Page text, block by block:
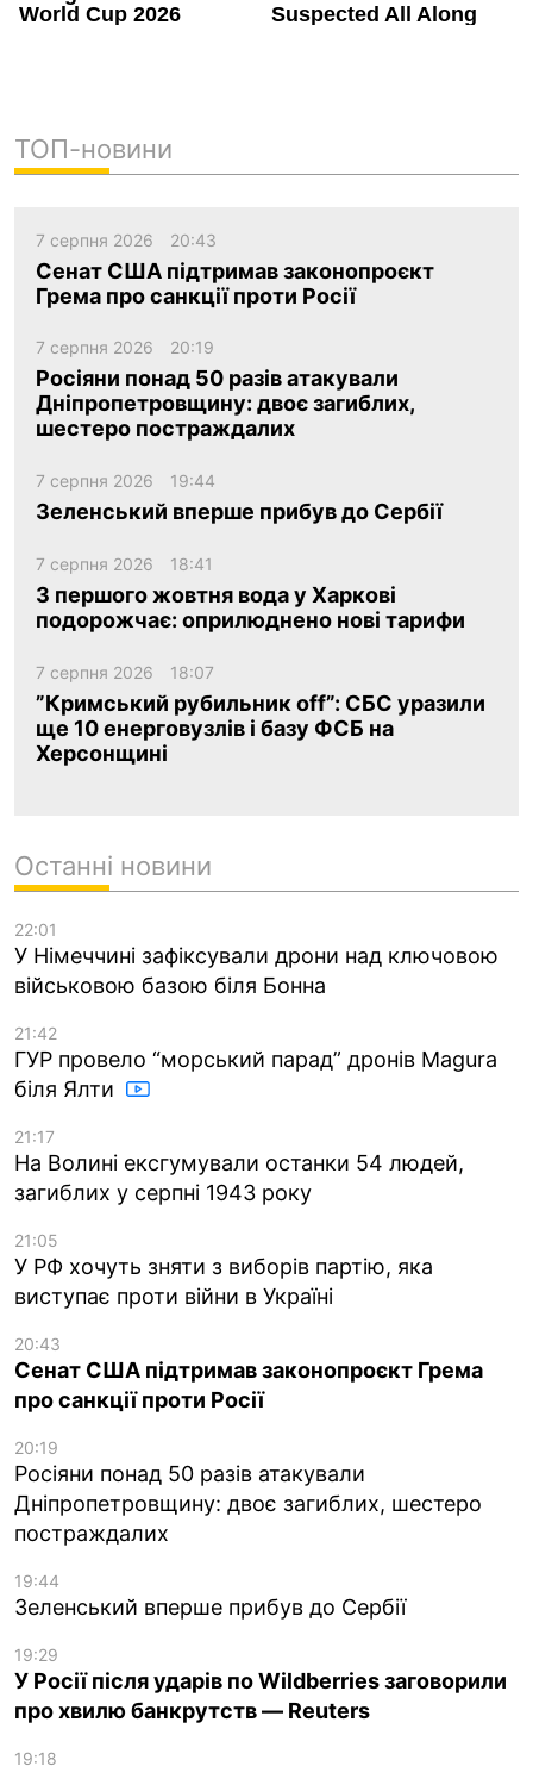
ТОП-новини
7 серпня 2026 20:43
Сенат США підтримав законопроєкт
Грема про санкції проти Росії
7 серпня 2026 20:19
Росіяни понад 50 разів атакували
Дніпропетровщину: двоє загиблих,
шестеро постраждалих
7 серпня 2026 19:44
Зеленський вперше прибув до Сербії
7 серпня 2026 18:41
З першого жовтня вода у Харкові
подорожчає: оприлюднено нові тарифи
7 серпня 2026 18:07
”Кримський рубильник off”: СБС уразили
ще 10 енерговузлів і базу ФСБ на
Херсонщині
Останні новини
22:01
У Німеччині зафіксували дрони над ключовою
військовою базою біля Бонна
21:42
ГУР провело “морський парад” дронів Magura
біля Ялти
21:17
На Волині ексгумували останки 54 людей,
загиблих у серпні 1943 року
21:05
У РФ хочуть зняти з виборів партію, яка
виступає проти війни в Україні
20:43
Сенат США підтримав законопроєкт Грема
про санкції проти Росії
20:19
Росіяни понад 50 разів атакували
Дніпропетровщину: двоє загиблих, шестеро
постраждалих
19:44
Зеленський вперше прибув до Сербії
19:29
У Росії після ударів по Wildberries заговорили
про хвилю банкрутств — Reuters
19:18